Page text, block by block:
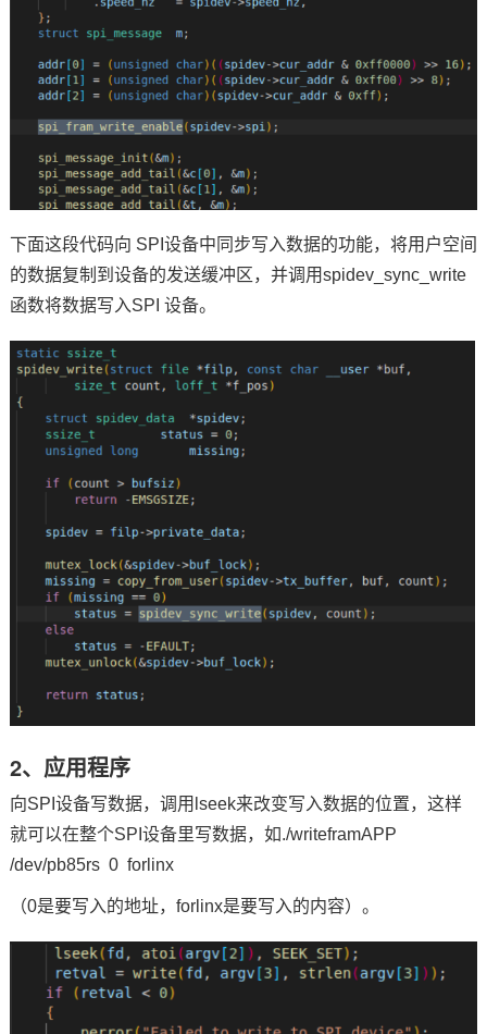
下面这段代码向 SPI设备中同步写入数据的功能，将用户空间
的数据复制到设备的发送缓冲区，并调用spidev_sync_write
函数将数据写入SPI 设备。
2、应用程序
向SPI设备写数据，调用lseek来改变写入数据的位置，这样
就可以在整个SPI设备里写数据，如./writeframAPP
/dev/pb85rs 0 forlinx
（0是要写入的地址，forlinx是要写入的内容）。